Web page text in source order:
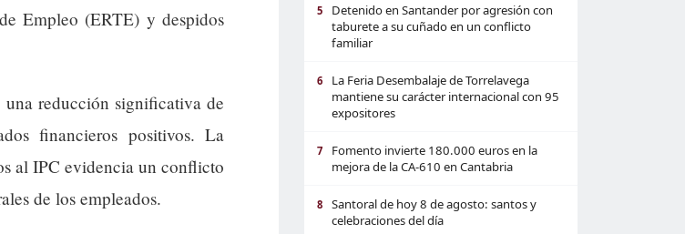
Empleo (ERTE) y despidos
reducción significativa de
financieros positivos. La
al IPC evidencia un conflicto
de los empleados.
5
Detenido en Santander por agresión con
taburete a su cuñado en un conflicto
familiar
6
La Feria Desembalaje de Torrelavega
mantiene su carácter internacional con 95
expositores
7
Fomento invierte 180.000 euros en la
mejora de la CA-610 en Cantabria
8
Santoral de hoy 8 de agosto: santos y
celebraciones del día